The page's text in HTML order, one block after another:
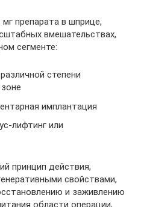
препарата в шприце,
вмешательствах,
сегменте:
степени
имплантация
лифтинг или
принцип действия,
свойствами,
и заживлению
области операции,